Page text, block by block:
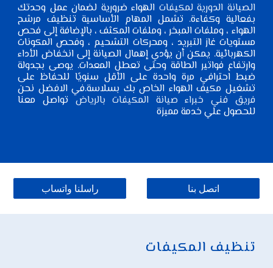
الصيانة الدورية لمكيفات الهواء ضرورية لضمان عمل وحدتك
بفعالية وكفاءة. تشمل المهام الأساسية تنظيف مرشح
الهواء ، وملفات المبخر ، وملفات المكثف ، بالإضافة إلى فحص
مستويات غاز التبريد ، ومحركات التشحيم ، وفحص المكونات
الكهربائية. يمكن أن يؤدي إهمال الصيانة إلى انخفاض الأداء
وارتفاع فواتير الطاقة وحتى تعطل المعدات. يوصى بجدولة
ضبط احترافي مرة واحدة على الأقل سنويًا للحفاظ على
تشغيل مكيف الهواء الخاص بك بسلاسة.في الافضل نحن
فريق فني خبراء صيانة المكيفات بالرياض تواصل معنا
للحصول علي خدمة مميزة
راسلنا واتساب اتصل بنا
تنظيف المكيفات